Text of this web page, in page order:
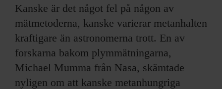
Kanske är det något fel på någon av
mätmetoderna, kanske varierar metanhalten
kraftigare än astronomerna trott. En av
forskarna bakom plymmätningarna,
Michael Mumma från Nasa, skämtade
nyligen om att kanske metanhungriga